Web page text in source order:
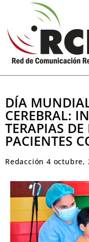
DÍA
CEREBRAL:
TERAPIAS
PACIENTES
Redacción 4 octubre,